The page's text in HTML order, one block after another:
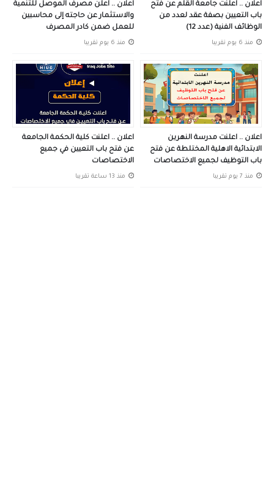
اعلان .. اعلنت جامعة القلم عن فتح
باب التعيين بصفة عقد لعدد من
الوظائف الفنية (عدد 12)
منذ 6 يوم تقريبا
اعلان .. اعلن مصرف الموصل للتنمية
والاستثمار عن حاجته إلى محاسبين
للعمل ضمن كادر المصرف
منذ 6 يوم تقريبا
اعلان .. اعلنت مدرسة النهرين
الابتدائية الاهلية المختلطة عن فتح
باب التوظيف لجميع الاختصاصات
منذ 7 يوم تقريبا
اعلان .. اعلنت كلية الحكمة الجامعة
عن فتح باب التعيين في جميع
الاختصاصات
منذ 13 ساعة تقريبا